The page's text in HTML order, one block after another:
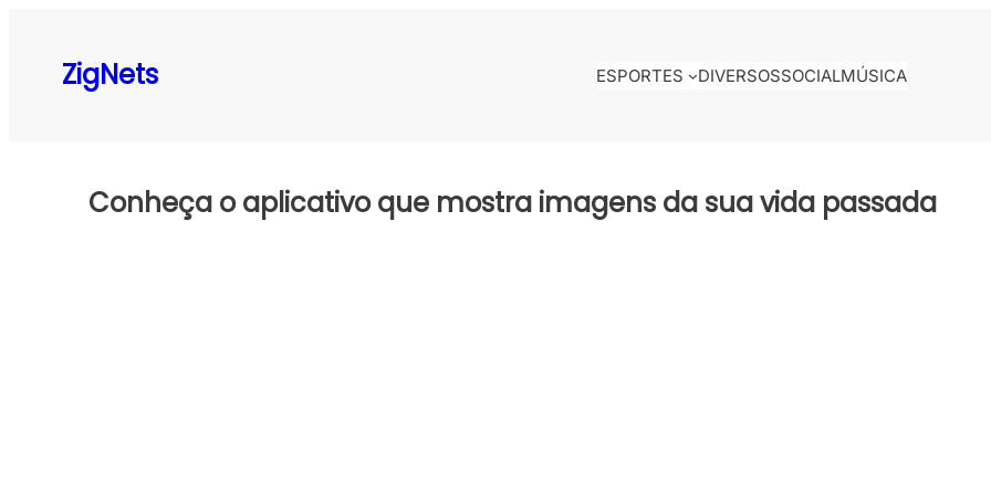
ZigNets ESPORTES DIVERSOSSOCIALMÚSICA
Conheça o aplicativo que mostra imagens da sua vida passada